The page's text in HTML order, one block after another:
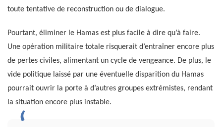
toute tentative de reconstruction ou de dialogue.
Pourtant, éliminer le Hamas est plus facile à dire qu’à faire.
Une opération militaire totale risquerait d’entraîner encore plus
de pertes civiles, alimentant un cycle de vengeance. De plus, le
vide politique laissé par une éventuelle disparition du Hamas
pourrait ouvrir la porte à d’autres groupes extrémistes, rendant
la situation encore plus instable.